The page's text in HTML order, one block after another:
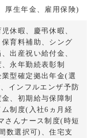
厚生年金、雇用保険)
休暇、慶弔休暇、
育料補助、シング
出産祝い給付金、
永年勤続表彰制
型確定拠出年金(選
インフルエンザ予防
、初期給与保障制
制度(入社6ヵ月経
さんナース制度(時短
数選択可)、住宅支